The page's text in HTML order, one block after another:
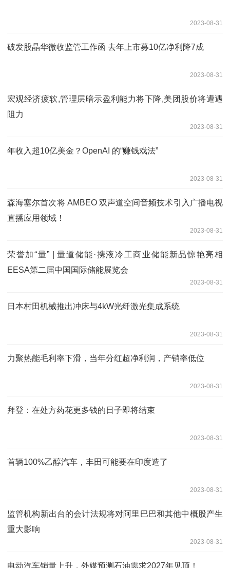
2023-08-31
破发股晶华微收监管工作函 去年上市募10亿净利降7成
2023-08-31
宏观经济疲软,管理层暗示盈利能力将下降,美团股价将遭遇
阻力
2023-08-31
年收入超10亿美金？OpenAI 的“赚钱戏法”
2023-08-31
森海塞尔首次将 AMBEO 双声道空间音频技术引入广播电视
直播应用领域！
2023-08-31
荣誉加“量” | 量道储能·携液冷工商业储能新品惊艳亮相
EESA第二届中国国际储能展览会
2023-08-31
日本村田机械推出冲床与4kW光纤激光集成系统
2023-08-31
力聚热能毛利率下滑，当年分红超净利润，产销率低位
2023-08-31
拜登：在处方药花更多钱的日子即将结束
2023-08-31
首辆100%乙醇汽车，丰田可能要在印度造了
2023-08-31
监管机构新出台的会计法规将对阿里巴巴和其他中概股产生
重大影响
2023-08-31
电动汽车销量上升，外媒预测石油需求2027年见顶！